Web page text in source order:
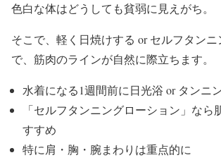
色白な体はどうしても貧弱に見えがち。
そこで、軽く日焼けする or セルフタンニ
で、 筋肉のラインが自然に際立ちます。
水着になる1週間前に日光浴 or タンニ
「セルフタンニングローション」なら
すすめ
特に肩・胸・腕まわりは重点的に